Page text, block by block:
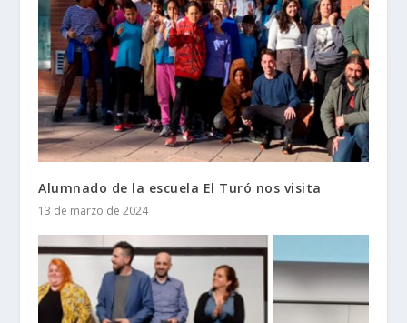
Alumnado de la escuela El Turó nos visita
13 de marzo de 2024